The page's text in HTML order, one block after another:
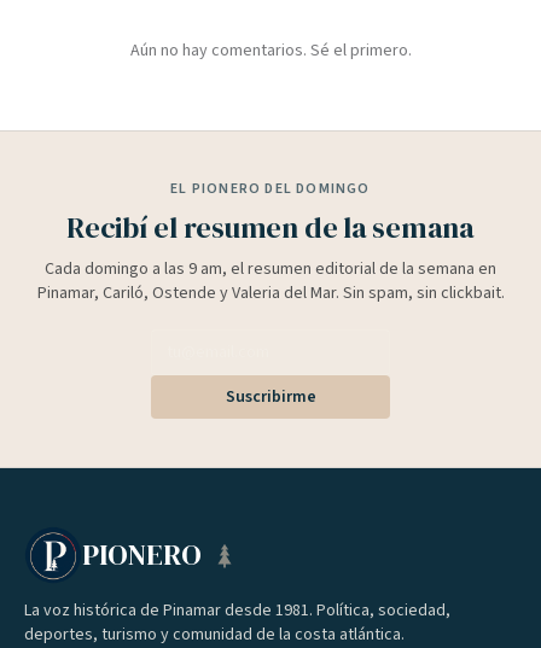
Aún no hay comentarios. Sé el primero.
EL PIONERO DEL DOMINGO
Recibí el resumen de la semana
Cada domingo a las 9 am, el resumen editorial de la semana en
Pinamar, Cariló, Ostende y Valeria del Mar. Sin spam, sin clickbait.
Suscribirme
PIONERO
La voz histórica de Pinamar desde 1981. Política, sociedad,
deportes, turismo y comunidad de la costa atlántica.